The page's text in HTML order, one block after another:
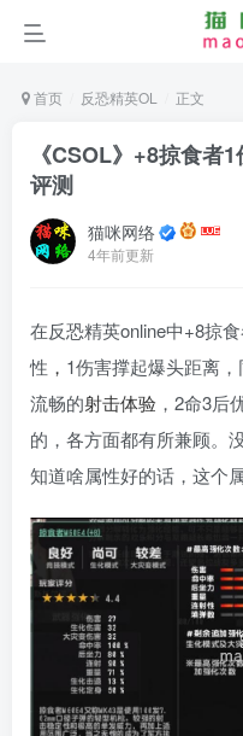
首页 反恐精英OL 正文
《CSOL》+8掠食者
评测
猫咪网络
4年前更新
在反恐精英online中+8掠
性 ， 1伤害撑起爆头距离
流畅的射击体验 ，2命3后
的，各方面都有所兼顾。
知道啥属性好的话，这个